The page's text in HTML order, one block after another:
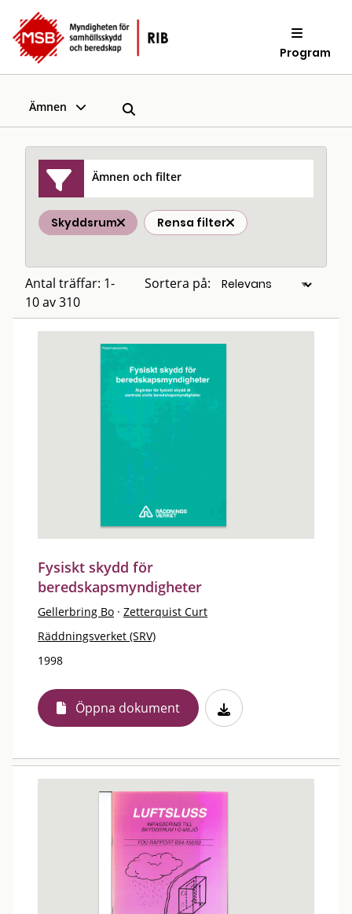
Program
Ämnen
Ämnen och filter
Skyddsrum Rensa filter
Antal träffar: 1-
10 av 310
Sortera på:
Fysiskt skydd för
beredskapsmyndigheter
Gellerbring Bo · Zetterquist Curt
Räddningsverket (SRV)
1998
Öppna dokument